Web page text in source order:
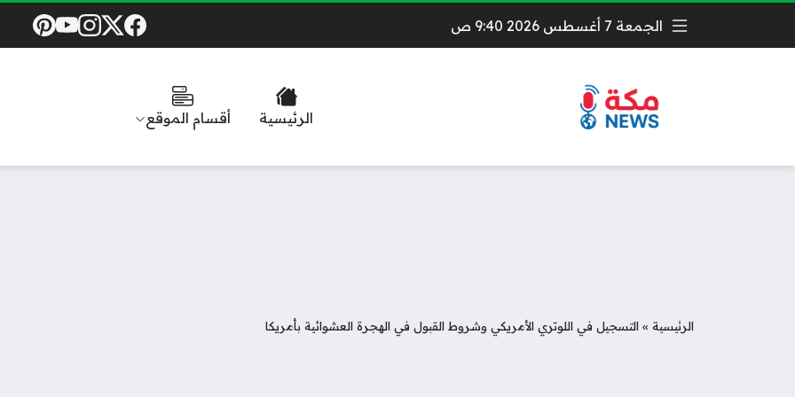
الجمعة 7 أغسطس 2026 9:40 ص
Social Links
الرئيسية أقسام الموقع
الرئيسية » التسجيل في اللوتري الأمريكي وشروط القبول في الهجرة العشوائية بأمريكا